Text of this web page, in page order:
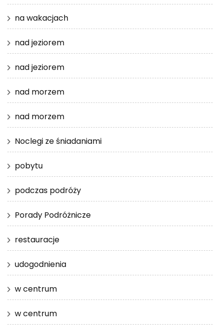
na wakacjach
nad jeziorem
nad jeziorem
nad morzem
nad morzem
Noclegi ze śniadaniami
pobytu
podczas podróży
Porady Podróżnicze
restauracje
udogodnienia
w centrum
w centrum